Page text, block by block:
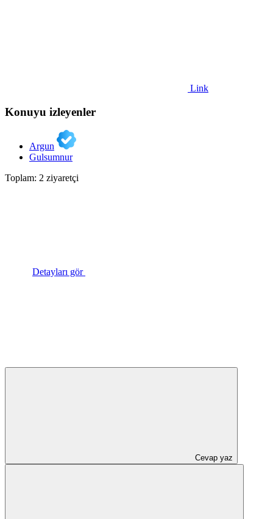
Link
Konuyu izleyenler
Argun
Gulsumnur
Toplam: 2 ziyaretçi
Detayları gör
Cevap yaz